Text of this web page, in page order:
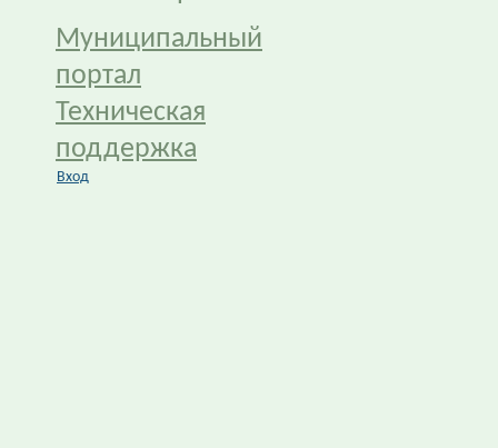
Муниципальный
портал
Техническая
поддержка
Вход